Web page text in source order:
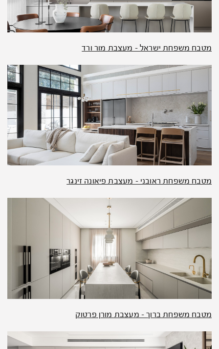
מטבח משפחת ישראל – מעצבת מור ורד
מטבח משפחת ראובני – מעצבת פיאונה זינגר
מטבח משפחת ברוך – מעצבת מורן פרטוק